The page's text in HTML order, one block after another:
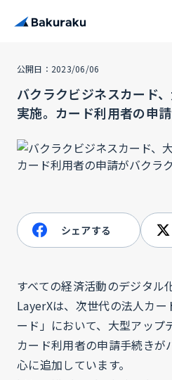
公開日：2023/06/06
バクラクビジネスカード
実施。カード利用者の申
シェアする
すべての経済活動のデジタル
LayerXは、次世代の法人カ
ード」において、大型アップ
カード利用者の申請手続きが
心に追加しています。